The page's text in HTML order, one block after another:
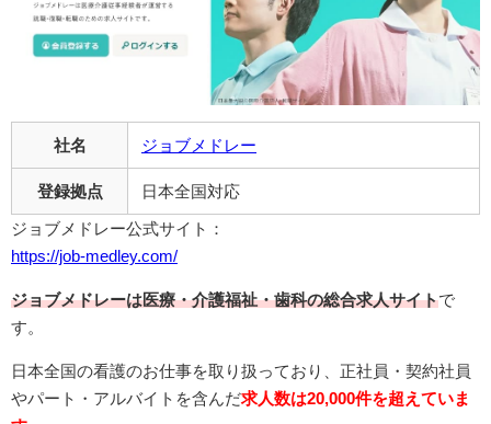
社名 ジョブメドレー
登録拠点 日本全国対応
ジョブメドレー公式サイト：
https://job-medley.com/
ジョブメドレーは医療・介護福祉・歯科の総合求人サイトで
す。
日本全国の看護のお仕事を取り扱っており、正社員・契約社員
やパート・アルバイトを含んだ求人数は20,000件を超えていま